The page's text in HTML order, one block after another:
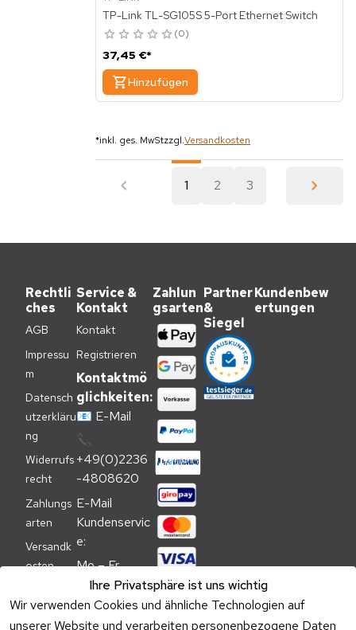
TP-Link TL-SG105S 5-Port Ethernet Switch
0
37,45 €*
Hinzufügen
*inkl. ges. MwStzzgl.Versandkosten
1 2 3
Ihre Privatsphäre ist uns wichtig
Wir verwenden Cookies und ähnliche Technologien auf
unserer Website und verarbeiten personenbezogene Daten
Rechtli
ches
AGB
Impressu
m
Datensch
utzerkläru
ng
Widerrufs
recht
Zahlungs
arten
Versandk
osten
nweis
Service &
Kontakt
Kontakt
Registrieren
Kontaktmö
glichkeiten:
📧 E-Mail
📞
+49(0)2236
-4808620
E-Mail
Kundenservic
e:
Mo – Fr
09:00 –
17:00 Uhr
Zahlun
gsarten
Partner
&
Siegel
Kundenbew
ertungen